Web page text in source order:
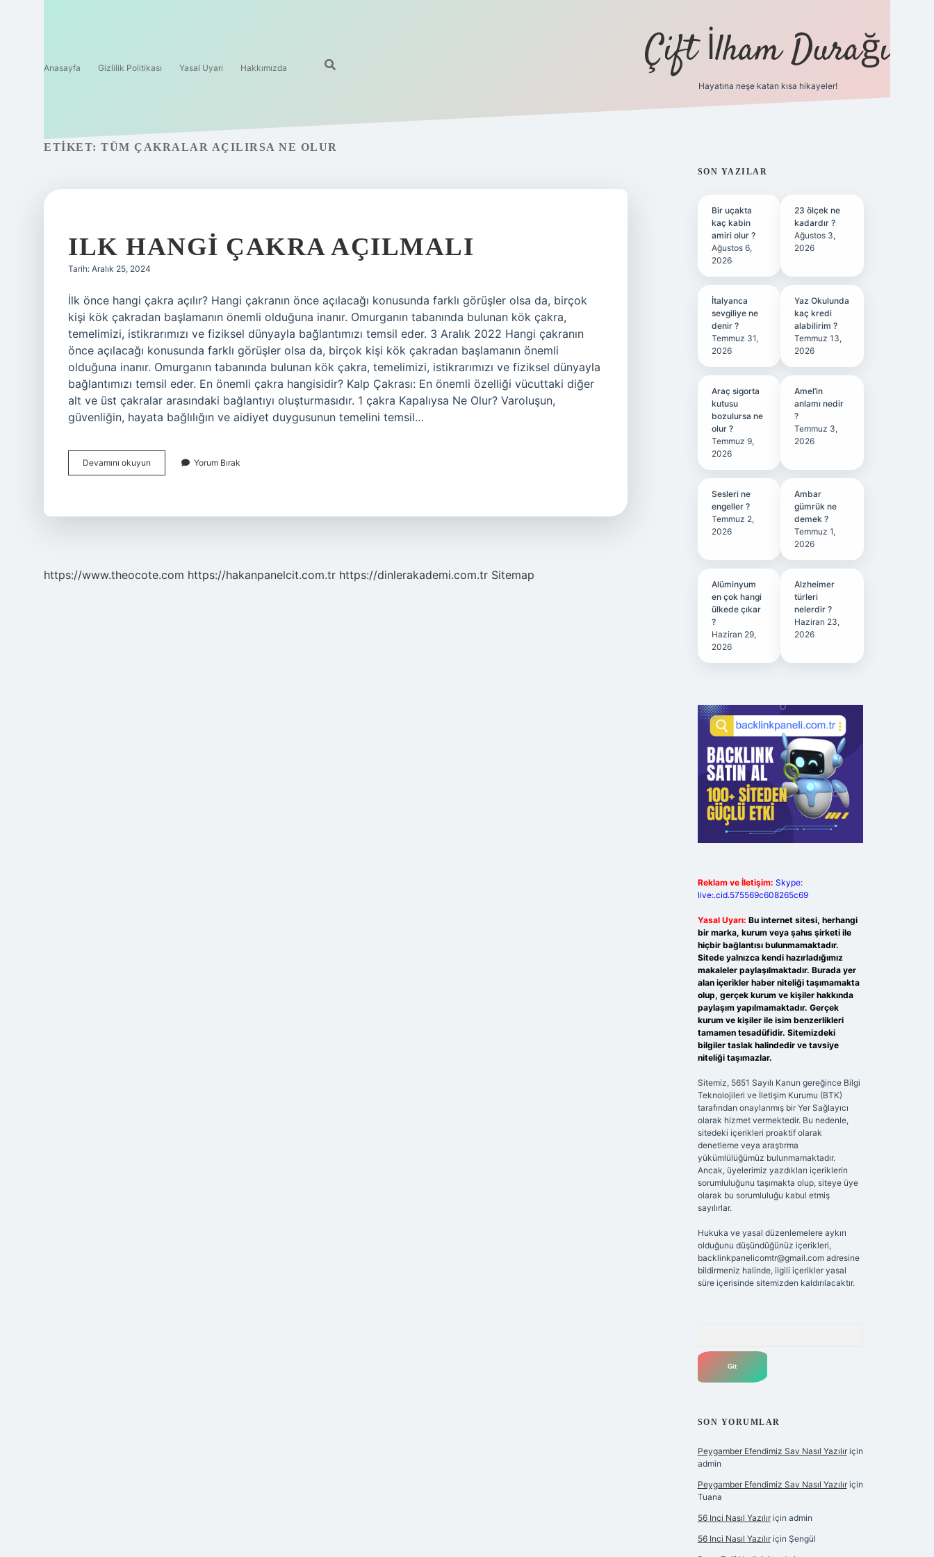
Anasayfa Gizlilik Politikası Yasal Uyarı Hakkımızda Çift İlham Durağı
Hayatına neşe katan kısa hikayeler!
ETIKET: TÜM ÇAKRALAR AÇILIRSA NE OLUR
ILK HANGI ÇAKRA AÇILMALI
Tarih: Aralık 25, 2024
İlk önce hangi çakra açılır? Hangi çakranın önce açılacağı konusunda farklı görüşler olsa da, birçok
kişi kök çakradan başlamanın önemli olduğuna inanır. Omurganın tabanında bulunan kök çakra,
temelimizi, istikrarımızı ve fiziksel dünyayla bağlantımızı temsil eder. 3 Aralık 2022 Hangi çakranın
önce açılacağı konusunda farklı görüşler olsa da, birçok kişi kök çakradan başlamanın önemli
olduğuna inanır. Omurganın tabanında bulunan kök çakra, temelimizi, istikrarımızı ve fiziksel dünyayla
bağlantımızı temsil eder. En önemli çakra hangisidir? Kalp Çakrası: En önemli özelliği vücuttaki diğer
alt ve üst çakralar arasındaki bağlantıyı oluşturmasıdır. 1 çakra Kapalıysa Ne Olur? Varoluşun,
güvenliğin, hayata bağlılığın ve aidiyet duygusunun temelini temsil…
Devamını okuyun
Hangi
Yorum Bırak
https://www.theocote.com https://hakanpanelcit.com.tr https://dinlerakademi.com.tr Sitemap
SIDEBAR
SON YAZILAR
Bir uçakta
kaç kabin
amiri olur ?
Ağustos 6,
2026
23 ölçek ne
kadardır ?
Ağustos 3,
2026
İtalyanca
sevgiliye ne
denir ?
Temmuz 31,
2026
Yaz Okulunda
kaç kredi
alabilirim ?
Temmuz 13,
2026
Araç sigorta
kutusu
bozulursa ne
olur ?
Temmuz 9,
2026
Amel’in
anlamı nedir
?
Temmuz 3,
2026
Sesleri ne
engeller ?
Temmuz 2,
2026
Ambar
gümrük ne
demek ?
Temmuz 1,
2026
Alüminyum
en çok hangi
ülkede çıkar
?
Haziran 29,
2026
Alzheimer
türleri
nelerdir ?
Haziran 23,
2026
Reklam ve İletişim: Skype:
live:.cid.575569c608265c69
Yasal Uyarı: Bu internet sitesi, herhangi
bir marka, kurum veya şahıs şirketi ile
hiçbir bağlantısı bulunmamaktadır.
Sitede yalnızca kendi hazırladığımız
makaleler paylaşılmaktadır. Burada yer
alan içerikler haber niteliği taşımamakta
olup, gerçek kurum ve kişiler hakkında
paylaşım yapılmamaktadır. Gerçek
kurum ve kişiler ile isim benzerlikleri
tamamen tesadüfidir. Sitemizdeki
bilgiler taslak halindedir ve tavsiye
niteliği taşımazlar.
Sitemiz, 5651 Sayılı Kanun gereğince Bilgi
Teknolojileri ve İletişim Kurumu (BTK)
tarafından onaylanmış bir Yer Sağlayıcı
olarak hizmet vermektedir. Bu nedenle,
sitedeki içerikleri proaktif olarak
denetleme veya araştırma
yükümlülüğümüz bulunmamaktadır.
Ancak, üyelerimiz yazdıkları içeriklerin
sorumluluğunu taşımakta olup, siteye üye
olarak bu sorumluluğu kabul etmiş
sayılırlar.
Hukuka ve yasal düzenlemelere aykırı
olduğunu düşündüğünüz içerikleri,
backlinkpanelicomtr@gmail.comadresine
bildirmeniz halinde, ilgili içerikler yasal
süre içerisinde sitemizden kaldırılacaktır.
SON YORUMLAR
Peygamber Efendimiz Sav Nasıl Yazılıriçin
admin
Peygamber Efendimiz Sav Nasıl Yazılıriçin
Tuana
56 Inci Nasıl Yazılıriçin admin
56 Inci Nasıl Yazılıriçin Şengül